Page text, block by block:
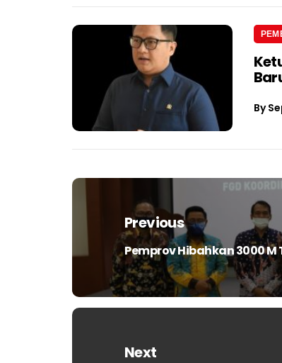
By
Navigasi
pos
Previous
Previous
post:
Pemprov Hibahkan 3000 M
Next